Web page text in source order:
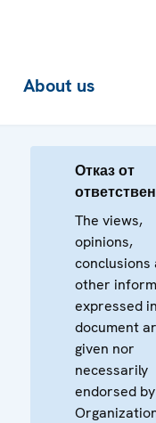
About us
Отказ от
The views,
opinions,
conclusions
other
expressed
document
given nor
necessarily
endorsed